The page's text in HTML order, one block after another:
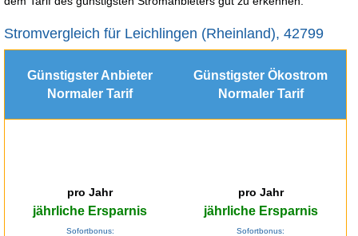
Stromvergleich für Leichlingen (Rheinland), 42799
Günstigster Anbieter
Normaler Tarif
Günstigster Ökostrom
Normaler Tarif
pro Jahr
jährliche Ersparnis
Sofortbonus:
pro Jahr
jährliche Ersparnis
Sofortbonus: